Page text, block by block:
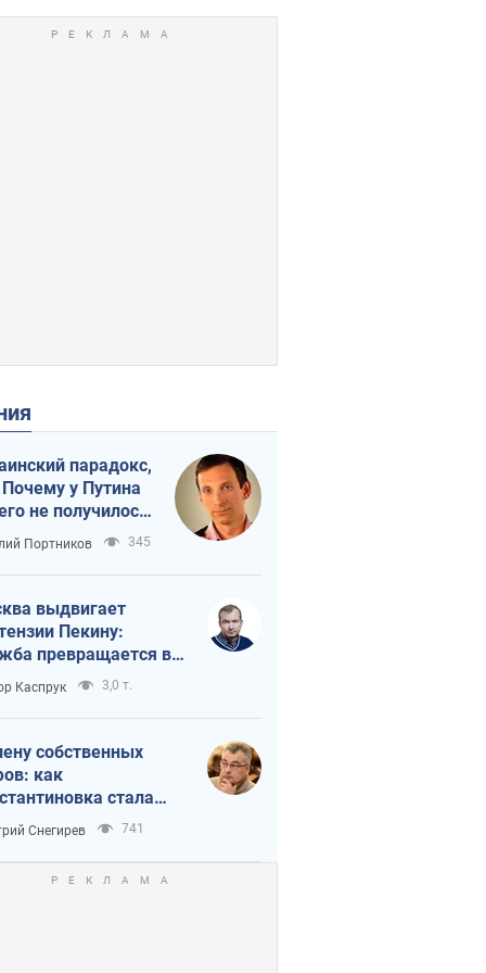
парадокс,
у Путина
не получилось
Портников 345
выдвигает
Пекину:
превращается в
России от
Каспрук 3,0 т.
собственных
как
стала
идеологической
для российских
Снегирев 741